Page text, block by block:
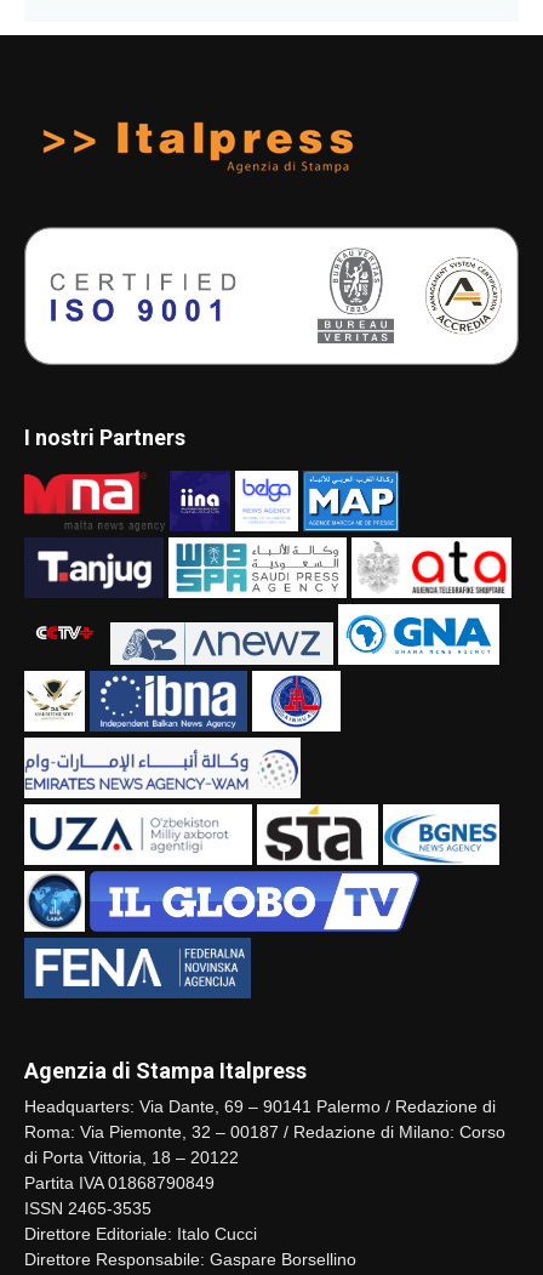
I nostri Partners
Agenzia di Stampa Italpress
Headquarters: Via Dante, 69 – 90141 Palermo / Redazione di
Roma: Via Piemonte, 32 – 00187 / Redazione di Milano: Corso
di Porta Vittoria, 18 – 20122
Partita IVA 01868790849
ISSN 2465-3535
Direttore Editoriale: Italo Cucci
Direttore Responsabile: Gaspare Borsellino